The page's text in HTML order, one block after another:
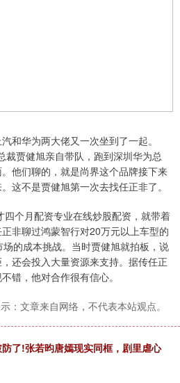
和华为两大佬又一次坐到了一起。
裁贾健旭亲自带队，跑到深圳华为总
他们聊的，就是尚界这个品牌接下来
这不是贾健旭第一次去找任正非了。
个月配资专业在线炒股配资，就带着
非聊过鸿蒙智行对20万元以上车型的
的成本挑战。当时贾健旭就拍板，说
还会投入大量资源来支持。据传任正
错，他对合作很有信心。
：文章来自网络，不代表本站观点。
了!张若昀唐嫣现实同框，剧里虐心